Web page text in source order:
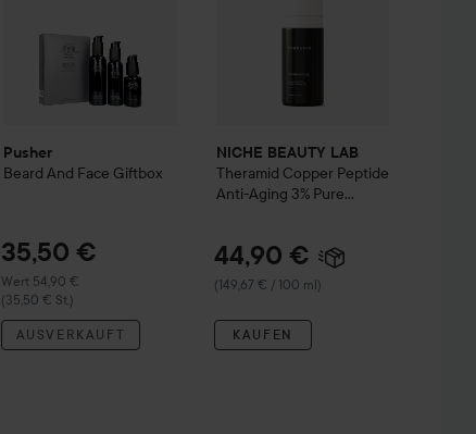
Pusher
Beard And Face Giftbox
35,50 €
Wert 54,90 €
(35,50 € St.)
AUSVERKAUFT
NICHE BEAUTY LAB
Theramid Copper Peptide
Anti-Aging 3% Pure
44,90 €
(149,67 € / 100 ml)
KAUFEN